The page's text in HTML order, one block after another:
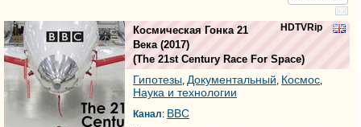
HDTVRip
Космическая Гонка 21
Века(2017)
(The 21st Century Race For Space)
Гипотезы, Документальный, Космос,
Наука и технологии
Канал: BBC